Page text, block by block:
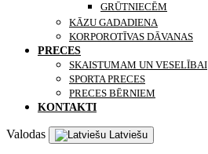
GRŪTNIECĒM
KĀZU GADADIENA
KORPOROTĪVAS DĀVANAS
PRECES
SKAISTUMAM UN VESELĪBAI
SPORTA PRECES
PRECES BĒRNIEM
KONTAKTI
Valodas Latviešu